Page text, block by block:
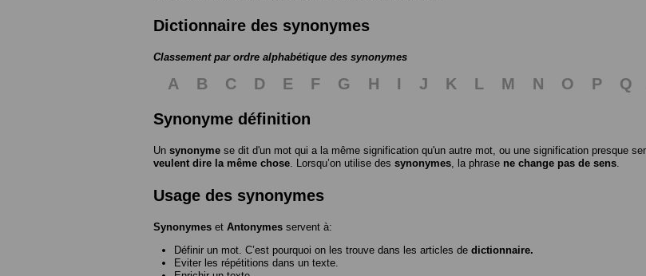
Dictionnaire des synonymes
Classement par ordre alphabétique des synonymes
A B C D E F G H I J K L M N O P Q
Synonyme définition
Un synonyme se dit d'un mot qui a la même signification qu'un autre mot, ou une signification presque
veulent dire la même chose . Lorsqu’on utilise des synonymes , la phrase ne change pas de sens
Usage des synonymes
Synonymes et Antonymes servent à:
Définir un mot. C’est pourquoi on les trouve dans les articles de dictionnaire.
Eviter les répétitions dans un texte.